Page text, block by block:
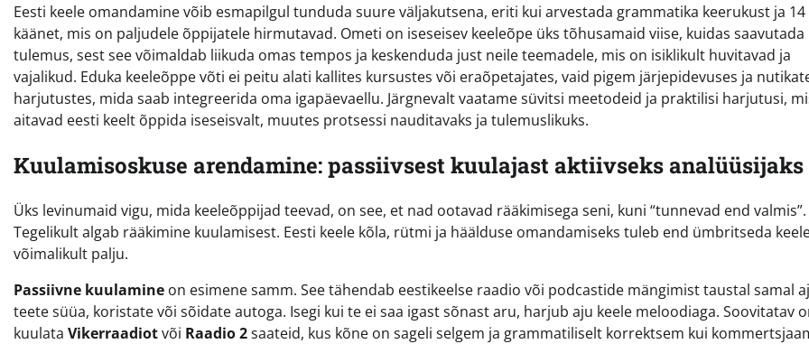
Eesti keele omandamine võib esmapilgul tunduda suure väljakutsena, eriti kui arvestada grammatika keerukust ja 14
käänet, mis on paljudele õppijatele hirmutavad. Ometi on iseseisev keeleõpe üks tõhusamaid viise, kuidas saavutada
tulemus, sest see võimaldab liikuda omas tempos ja keskenduda just neile teemadele, mis on isiklikult huvitavad ja
vajalikud. Eduka keeleõppe võti ei peitu alati kallites kursustes või eraõpetajates, vaid pigem järjepidevuses ja
harjutustes, mida saab integreerida oma igapäevaellu. Järgnevalt vaatame süvitsi meetodeid ja praktilisi harjutusi,
aitavad eesti keelt õppida iseseisvalt, muutes protsessi nauditavaks ja tulemuslikuks.
Kuulamisoskuse arendamine: passiivsest kuulajast aktiivseks analüüsijaks
Üks levinumaid vigu, mida keeleõppijad teevad, on see, et nad ootavad rääkimisega seni, kuni “tunnevad end valmis”.
Tegelikult algab rääkimine kuulamisest. Eesti keele kõla, rütmi ja häälduse omandamiseks tuleb end ümbritseda
võimalikult palju.
Passiivne kuulamine on esimene samm. See tähendab eestikeelse raadio või podcastide mängimist taustal samal
teete süüa, koristate või sõidate autoga. Isegi kui te ei saa igast sõnast aru, harjub aju keele meloodiaga. Soovitatav
kuulata Vikerraadiotvõi Raadio 2saateid, kus kõne on sageli selgem ja grammatiliselt korrektsem kui